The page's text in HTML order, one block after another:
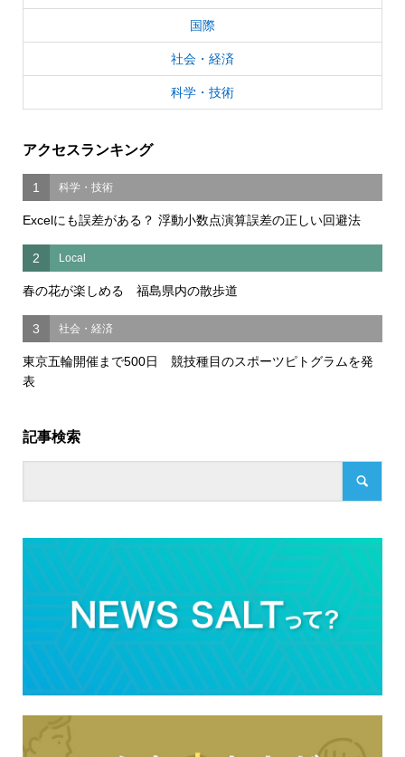
国際
社会・経済
科学・技術
アクセスランキング
1 科学・技術
Excelにも誤差がある？ 浮動小数点演算誤差の正しい回避法
2 Local
春の花が楽しめる 福島県内の散歩道
3 社会・経済
東京五輪開催まで500日 競技種目のスポーツピトグラムを発
表
記事検索